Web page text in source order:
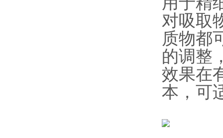
对吸取
质物都
的调整
效果在
本，可